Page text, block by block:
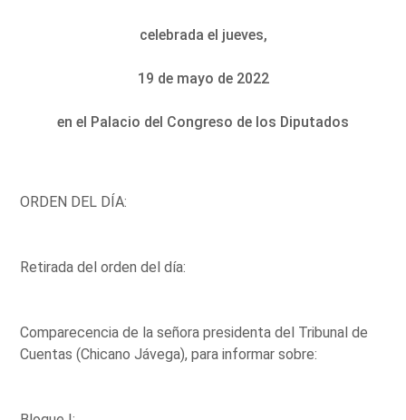
celebrada el jueves,
19 de mayo de 2022
en el Palacio del Congreso de los Diputados
ORDEN DEL DÍA:
Retirada del orden del día:
Comparecencia de la señora presidenta del Tribunal de
Cuentas (Chicano Jávega), para informar sobre: